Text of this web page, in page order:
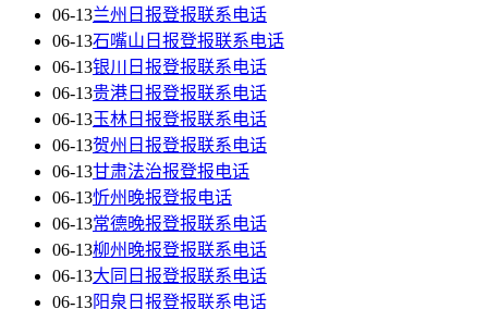
06-13兰州日报登报联系电话
06-13石嘴山日报登报联系电话
06-13银川日报登报联系电话
06-13贵港日报登报联系电话
06-13玉林日报登报联系电话
06-13贺州日报登报联系电话
06-13甘肃法治报登报电话
06-13忻州晚报登报电话
06-13常德晚报登报联系电话
06-13柳州晚报登报联系电话
06-13大同日报登报联系电话
06-13阳泉日报登报联系电话